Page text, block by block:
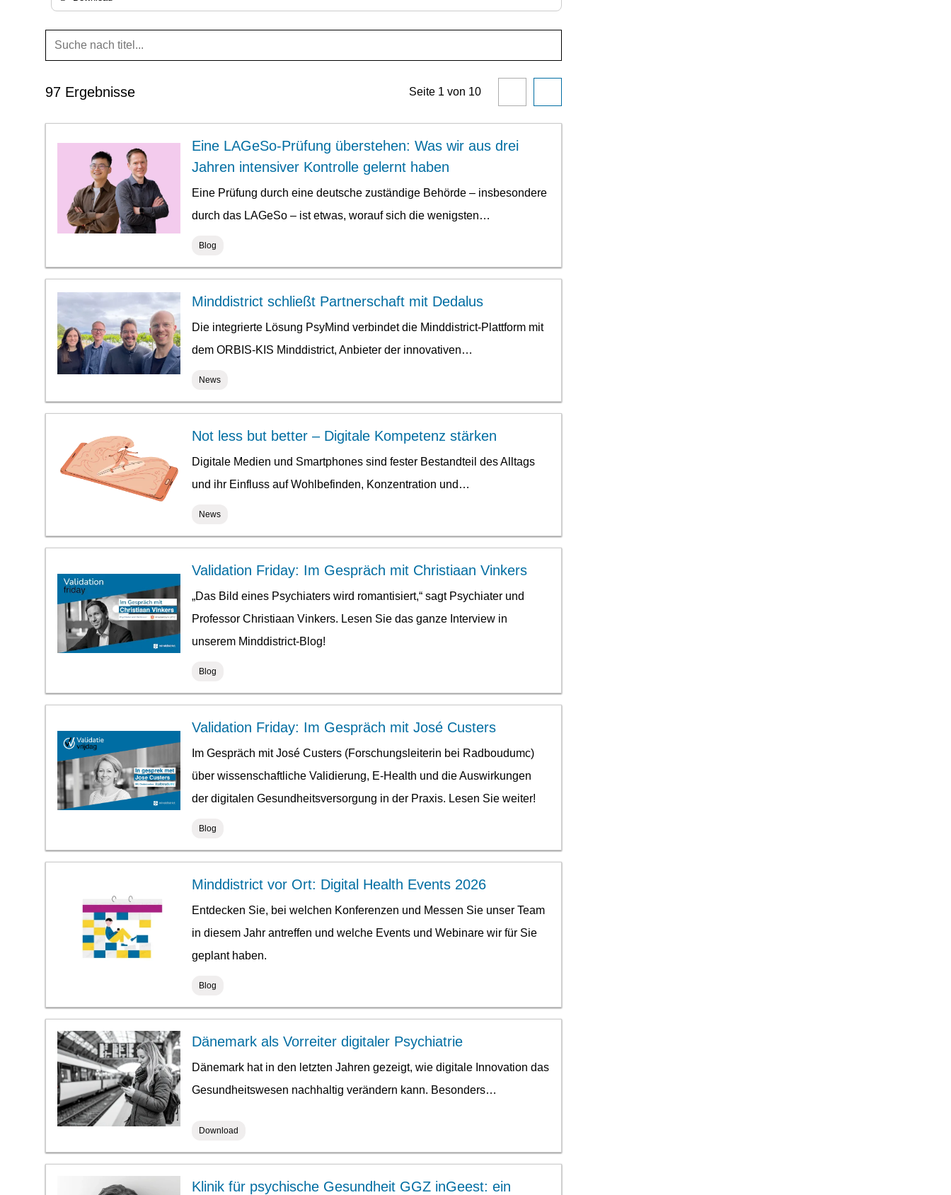
97 Ergebnisse Seite 1 von 10
Ergebnisliste
Eine LAGeSo-Prüfung überstehen: Was wir aus drei
Jahren intensiver Kontrolle gelernt haben
Eine Prüfung durch eine deutsche zuständige Behörde – insbesondere
durch das LAGeSo – ist etwas, worauf sich die wenigsten…
Blog
Minddistrict schließt Partnerschaft mit Dedalus
Die integrierte Lösung PsyMind verbindet die Minddistrict-Plattform mit
dem ORBIS-KIS Minddistrict, Anbieter der innovativen…
News
Not less but better – Digitale Kompetenz stärken
Digitale Medien und Smartphones sind fester Bestandteil des Alltags
und ihr Einfluss auf Wohlbefinden, Konzentration und…
News
Validation Friday: Im Gespräch mit Christiaan Vinkers
„Das Bild eines Psychiaters wird romantisiert,“ sagt Psychiater und
Professor Christiaan Vinkers. Lesen Sie das ganze Interview in
unserem Minddistrict-Blog!
Blog
Validation Friday: Im Gespräch mit José Custers
Im Gespräch mit José Custers (Forschungsleiterin bei Radboudumc)
über wissenschaftliche Validierung, E-Health und die Auswirkungen
der digitalen Gesundheitsversorgung in der Praxis. Lesen Sie weiter!
Blog
Minddistrict vor Ort: Digital Health Events 2026
Entdecken Sie, bei welchen Konferenzen und Messen Sie unser Team
in diesem Jahr antreffen und welche Events und Webinare wir für Sie
geplant haben.
Blog
Dänemark als Vorreiter digitaler Psychiatrie
Dänemark hat in den letzten Jahren gezeigt, wie digitale Innovation das
Gesundheitswesen nachhaltig verändern kann. Besonders…
Download
Klinik für psychische Gesundheit GGZ inGeest: ein